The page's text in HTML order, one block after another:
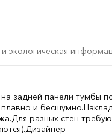
и экологическая
задней панели тумбы
и бесшумно.
Для разных стен
Дизайнер